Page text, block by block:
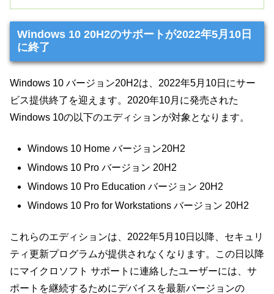
Windows 10 20H2のサポートが2022年5月10日
に終了
Windows 10 バージョン20H2は、2022年5月10日にサー
ビス提供終了を迎えます。2020年10月に発売された
Windows 10の以下のエディションが対象となります。
Windows 10 Home バージョン20H2
Windows 10 Pro バージョン 20H2
Windows 10 Pro Education バージョン 20H2
Windows 10 Pro for Workstations バージョン 20H2
これらのエディションは、2022年5月10日以降、セキュリ
ティ更新プログラムが提供されなくなります。この日以降
にマイクロソフト サポートに連絡したユーザーには、サ
ポートを継続するためにデバイスを最新バージョンの